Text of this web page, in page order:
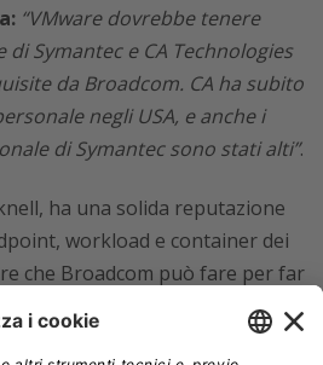
“VMware dovrebbe tenere
Symantec e CA Technologies
da Broadcom. CA ha subito
negli USA, e anche i
di Symantec sono stati alti”.
ha una solida reputazione
workload e container dei
che Broadcom può fare per far
è lasciare che VMware –